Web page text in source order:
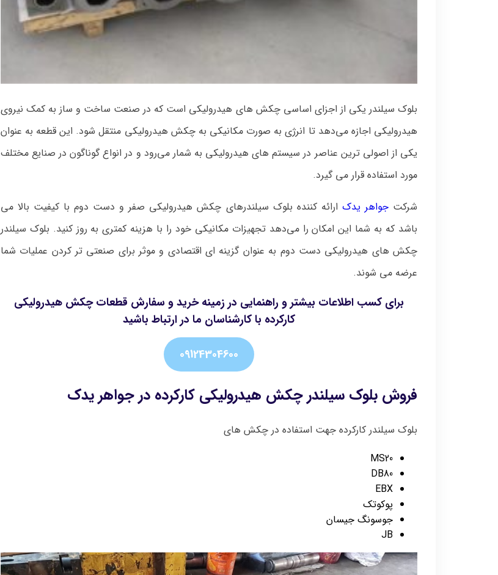
بلوک سیلندر یکی از اجزای اساسی چکش های هیدرولیکی است که در صنعت ساخت و ساز به کمک نیروی
هیدرولیکی اجازه می‌دهد تا انرژی به صورت مکانیکی به چکش هیدرولیکی منتقل شود. این قطعه به عنوان
یکی از اصولی‌ ترین عناصر در سیستم‌ های هیدرولیکی به شمار می‌رود و در انواع گوناگون در صنایع مختلف
مورد استفاده قرار می‌ گیرد.
شرکتجواهر یدک ارائه کننده بلوک‌ سیلندرهای چکش هیدرولیکی صفر و دست دوم با کیفیت بالا می
باشد که به شما این امکان را می‌دهد تجهیزات مکانیکی خود را با هزینه کمتری به‌ روز کنید. بلوک‌ سیلندر
چکش های هیدرولیکی دست دوم به عنوان گزینه‌ ای اقتصادی و موثر برای صنعتی‌ تر کردن عملیات شما
عرضه می‌ شوند.
برای کسب اطلاعات بیشتر و راهنمایی در زمینه خرید و سفارش قطعات چکش هیدرولیکی
کارکرده با کارشناسان ما در ارتباط باشید
09124304600
فروش بلوک سیلندر چکش هیدرولیکی کارکرده در جواهر یدک
بلوک سیلندر کارکرده جهت استفاده در چکش های
MS20
DB80
EBX
پوکوتک
جوسونگ جیسان
JB